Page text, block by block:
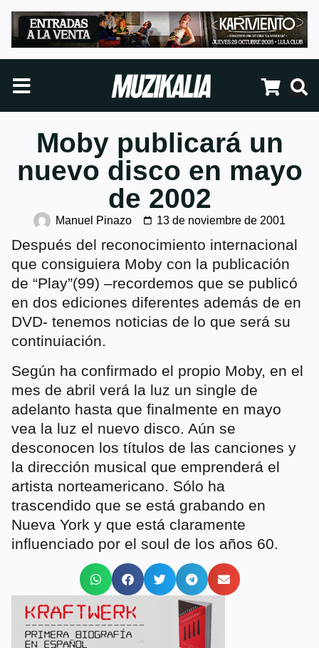
Moby publicará un
nuevo disco en mayo
de 2002
Manuel Pinazo 13 de noviembre de 2001
Después del reconocimiento internacional
que consiguiera Moby con la publicación
de “Play”(99) –recordemos que se publicó
en dos ediciones diferentes además de en
DVD- tenemos noticias de lo que será su
continuiación.
Según ha confirmado el propio Moby, en el
mes de abril verá la luz un single de
adelanto hasta que finalmente en mayo
vea la luz el nuevo disco. Aún se
desconocen los títulos de las canciones y
la dirección musical que emprenderá el
artista norteamericano. Sólo ha
trascendido que se está grabando en
Nueva York y que está claramente
influenciado por el soul de los años 60.